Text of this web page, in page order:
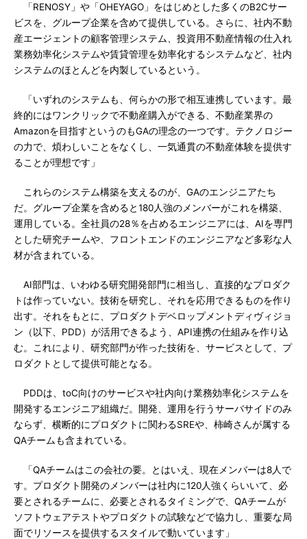
「RENOSY」や「OHEYAGO」をはじめとした多くのB2Cサー
ビスを、グループ企業を含めて提供している。さらに、社内不動
産エージェントの顧客管理システム、投資用不動産情報の仕入れ
業務効率化システムや賃貸管理を効率化するシステムなど、社内
システムのほとんどを内製しているという。
「いずれのシステムも、何らかの形で相互連携しています。最
終的にはワンクリックで不動産購入ができる、不動産業界の
Amazonを目指すというのもGAの理念の一つです。テクノロジー
の力で、煩わしいことをなくし、一気通貫の不動産体験を提供す
ることが理想です」
これらのシステム構築を支えるのが、GAのエンジニアたち
だ。グループ企業を含めると180人強のメンバーがこれを構築、
運用している。全社員の28％を占めるエンジニアには、AIを専門
とした研究チームや、フロントエンドのエンジニアなど多彩な人
材が含まれている。
AI部門は、いわゆる研究開発部門に相当し、直接的なプロダク
トは作っていない。技術を研究し、それを応用できるものを作り
出す。それをもとに、プロダクトデベロップメントディヴィジョ
ン（以下、PDD）が活用できるよう、API連携の仕組みを作り込
む。これにより、研究部門が作った技術を、サービスとして、プ
ロダクトとして提供可能となる。
PDDは、toC向けのサービスや社内向け業務効率化システムを
開発するエンジニア組織だ。開発、運用を行うサーバサイドのみ
ならず、横断的にプロダクトに関わるSREや、柿崎さんが属する
QAチームも含まれている。
「QAチームはこの会社の要。とはいえ、現在メンバーは8人で
す。プロダクト開発のメンバーは社内に120人強くらいいて、必
要とされるチームに、必要とされるタイミングで、QAチームが
ソフトウェアテストやプロダクトの試験などで協力し、重要な局
面でリソースを提供するスタイルで動いています」